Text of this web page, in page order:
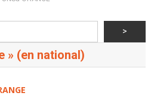
>
» (en national)